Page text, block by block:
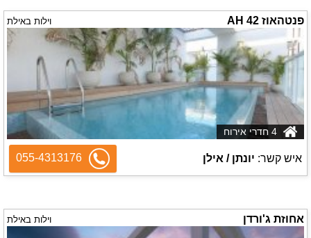
פנטהאוז AH 42 וילות באילת
איש קשר: יונתן / אילן 055-4313176
אחוזת ג'ורדן וילות באילת